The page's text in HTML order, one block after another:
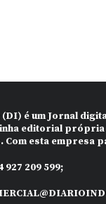
(DI) é um Jornal
editorial
Com esta empresa
927 209 599;